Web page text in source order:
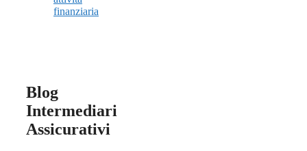
finanziaria
Blog
Intermediari
Assicurativi